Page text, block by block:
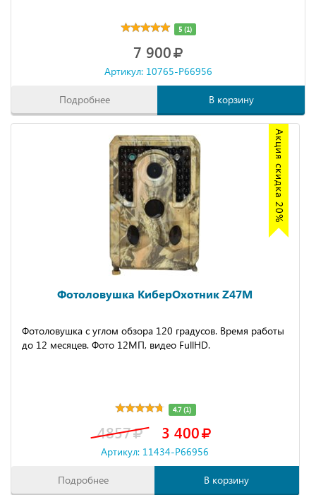
5 (1)
7 900
Артикул: 10765-P66956
Подробнее В корзину
Акция скидка 20%
Фотоловушка КиберОхотник Z47M
Фотоловушка с углом обзора 120 градусов. Время работы
до 12 месяцев. Фото 12МП, видео FullHD.
4.7 (1)
4857 3 400
Артикул: 11434-P66956
Подробнее В корзину